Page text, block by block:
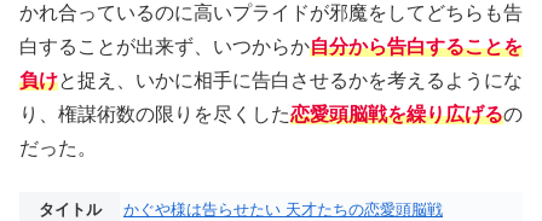
かれ合っているのに高いプライドが邪魔をしてどちらも告
白することが出来ず、いつからか自分から告白することを
負けと捉え、いかに相手に告白させるかを考えるようにな
り、権謀術数の限りを尽くした恋愛頭脳戦を繰り広げるの
だった。
タイトル
かぐや様は告らせたい 天才たちの恋愛頭脳戦